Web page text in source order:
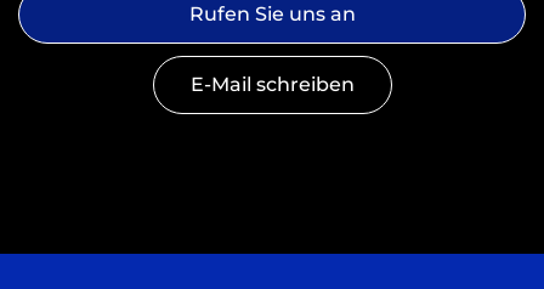
Rufen Sie uns an
E-Mail schreiben